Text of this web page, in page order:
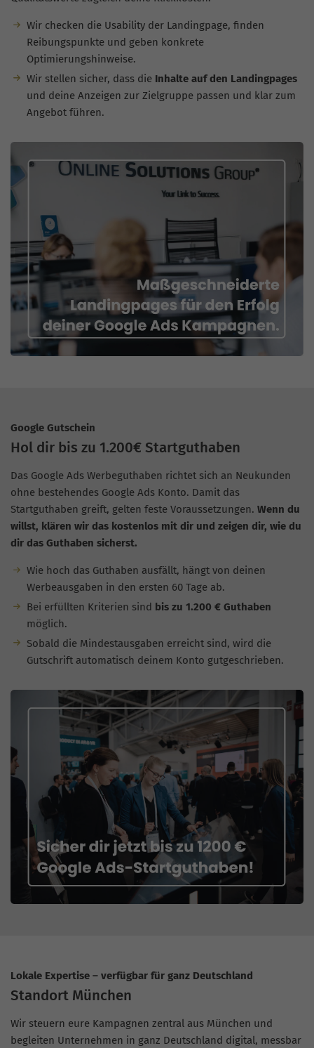
Wir checken die Usability der Landingpage, finden
Reibungspunkte und geben konkrete
Optimierungshinweise.
Wir stellen sicher, dass die Inhalte auf den Landingpages
und deine Anzeigen zur Zielgruppe passen und klar zum
Angebot führen.
Google Gutschein
Hol dir bis zu 1.200€ Startguthaben
Das Google Ads Werbeguthaben richtet sich an Neukunden
ohne bestehendes Google Ads Konto. Damit das
Startguthaben greift, gelten feste Voraussetzungen. Wenn du
willst, klären wir das kostenlos mit dir und zeigen dir, wie du
dir das Guthaben sicherst.
Wie hoch das Guthaben ausfällt, hängt von deinen
Werbeausgaben in den ersten 60 Tage ab.
Bei erfüllten Kriterien sind bis zu 1.200 € Guthaben
möglich.
Sobald die Mindestausgaben erreicht sind, wird die
Gutschrift automatisch deinem Konto gutgeschrieben.
Lokale Expertise – verfügbar für ganz Deutschland
Standort München
Wir steuern eure Kampagnen zentral aus München und
begleiten Unternehmen in ganz Deutschland digital, messbar